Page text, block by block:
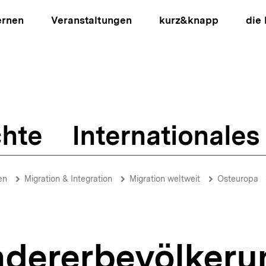
Veranstaltungen kurz&knapp die
Internationales
Migration & Integration Migration weltweit Osteuropa